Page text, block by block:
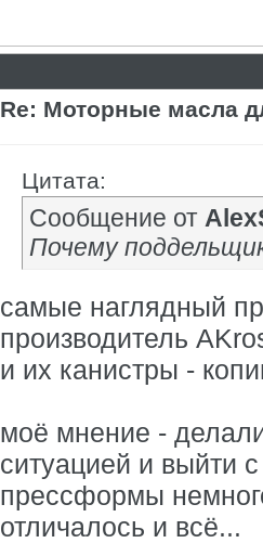
Re: Моторные масла
Цитата:
Сообщение от
Почему
самые наглядный
производитель
и их канистры -
моё мнение -
ситуацией и выйти
прессформы
отличалось и всё...